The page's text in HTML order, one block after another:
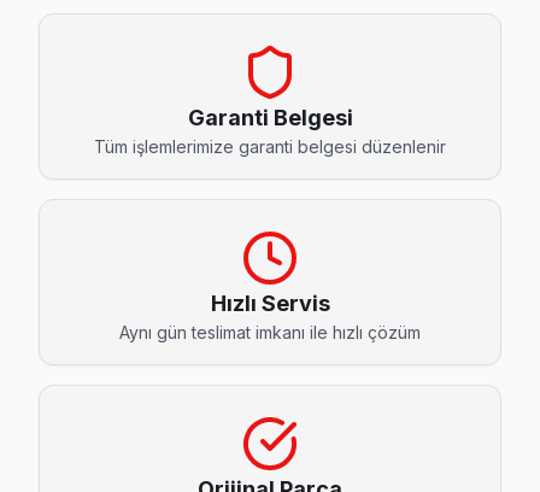
Çeliktepe Finlux Servis
Çeliktepe mahallesi Finlux TV servisinde şeffaf
Finlux Servis Merkezi →
Emniyet Evleri Finlux Servis
Kağıthane Finlux Servis →
Gültepe Finlux Servis
Kağıthane'nın Gültepe bölgesindeki Finlux müşterilerimiz
Gürsel Finlux Servis
Finlux TV'niz Gürsel'de arıza yaptıysa taşımanıza
Garanti Belgesi
Tüm işlemlerimize garanti belgesi düzenlenir
Hızlı Servis
Aynı gün teslimat imkanı ile hızlı çözüm